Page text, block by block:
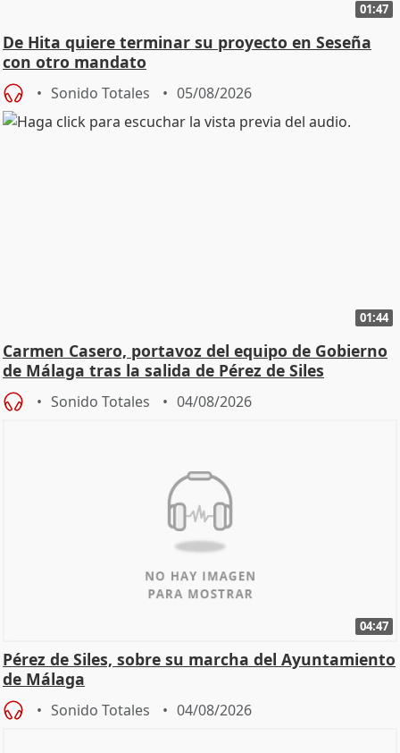
01:47
De Hita quiere terminar su proyecto en Seseña
con otro mandato
Sonido Totales 05/08/2026
01:44
Carmen Casero, portavoz del equipo de Gobierno
de Málaga tras la salida de Pérez de Siles
Sonido Totales 04/08/2026
04:47
Pérez de Siles, sobre su marcha del Ayuntamiento
de Málaga
Sonido Totales 04/08/2026